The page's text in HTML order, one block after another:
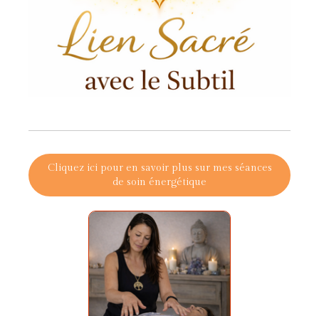
Cliquez ici pour en savoir plus sur mes séances
de soin énergétique